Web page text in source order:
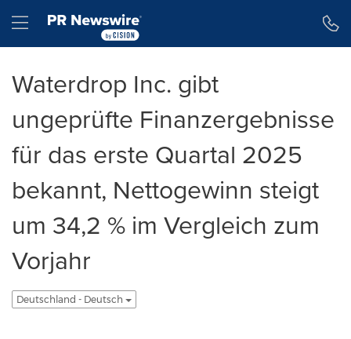
Hamburger menu
Waterdrop Inc. gibt
ungeprüfte Finanzergebnisse
für das erste Quartal 2025
bekannt, Nettogewinn steigt
um 34,2 % im Vergleich zum
Vorjahr
Deutschland - Deutsch